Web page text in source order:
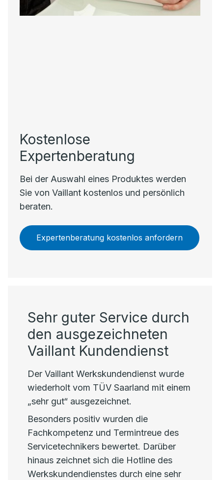
Kostenlose
Expertenberatung
Bei der Auswahl eines Produktes werden
Sie von Vaillant kostenlos und persönlich
beraten.
Expertenberatung kostenlos anfordern
Sehr guter Service durch
den ausgezeichneten
Vaillant Kundendienst
Der Vaillant Werkskundendienst wurde
wiederholt vom TÜV Saarland mit einem
„sehr gut“ ausgezeichnet.
Besonders positiv wurden die
Fachkompetenz und Termintreue des
Servicetechnikers bewertet. Darüber
hinaus zeichnet sich die Hotline des
Werkskundendienstes durch eine sehr